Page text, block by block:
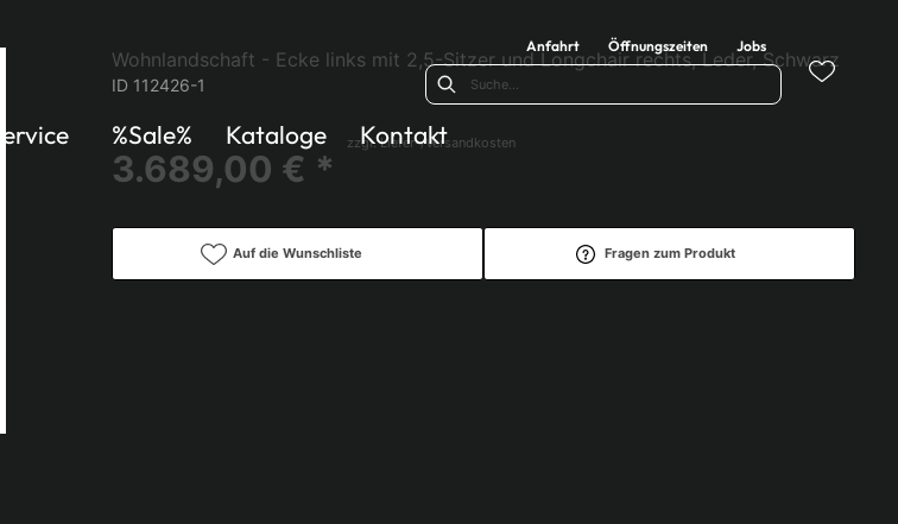
Anfahrt Öffnungszeiten Jobs
Service %Sale% Kataloge Kontakt
Wohnlandschaft - Ecke links mit 2,5-Sitzer und Longchair rechts, Leder, Schwarz
ID 112426-1
3.689,00 € *
zzgl. Liefer-/Versandkosten
Auf die Wunschliste Fragen zum Produkt